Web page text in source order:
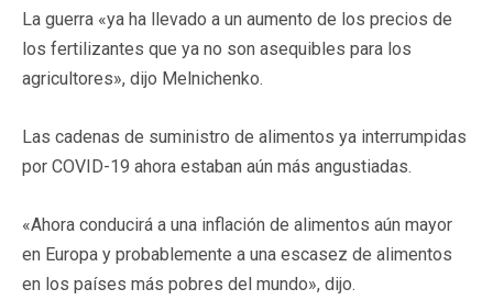
La guerra «ya ha llevado a un aumento de los precios de
los fertilizantes que ya no son asequibles para los
agricultores», dijo Melnichenko.
Las cadenas de suministro de alimentos ya interrumpidas
por COVID-19 ahora estaban aún más angustiadas.
«Ahora conducirá a una inflación de alimentos aún mayor
en Europa y probablemente a una escasez de alimentos
en los países más pobres del mundo», dijo.